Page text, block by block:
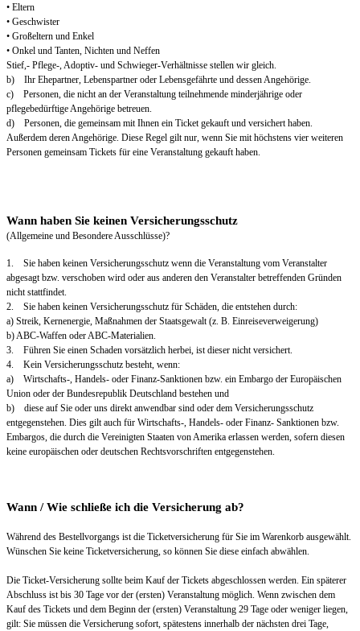
• Eltern
• Geschwister
• Großeltern und Enkel
• Onkel und Tanten, Nichten und Neffen
Stief,- Pflege-, Adoptiv- und Schwieger-Verhältnisse stellen wir gleich.
b) Ihr Ehepartner, Lebenspartner oder Lebensgefährte und dessen Angehörige.
c) Personen, die nicht an der Veranstaltung teilnehmende minderjährige oder
pflegebedürftige Angehörige betreuen.
d) Personen, die gemeinsam mit Ihnen ein Ticket gekauft und versichert haben.
Außerdem deren Angehörige. Diese Regel gilt nur, wenn Sie mit höchstens vier weiteren
Personen gemeinsam Tickets für eine Veranstaltung gekauft haben.
Wann haben Sie keinen Versicherungsschutz
(Allgemeine und Besondere Ausschlüsse)?
1. Sie haben keinen Versicherungsschutz wenn die Veranstaltung vom Veranstalter
abgesagt bzw. verschoben wird oder aus anderen den Veranstalter betreffenden Gründen
nicht stattfindet.
2. Sie haben keinen Versicherungsschutz für Schäden, die entstehen durch:
a) Streik, Kernenergie, Maßnahmen der Staatsgewalt (z. B. Einreiseverweigerung)
b) ABC-Waffen oder ABC-Materialien.
3. Führen Sie einen Schaden vorsätzlich herbei, ist dieser nicht versichert.
4. Kein Versicherungsschutz besteht, wenn:
a) Wirtschafts-, Handels- oder Finanz-Sanktionen bzw. ein Embargo der Europäischen
Union oder der Bundesrepublik Deutschland bestehen und
b) diese auf Sie oder uns direkt anwendbar sind oder dem Versicherungsschutz
entgegenstehen. Dies gilt auch für Wirtschafts-, Handels- oder Finanz- Sanktionen bzw.
Embargos, die durch die Vereinigten Staaten von Amerika erlassen werden, sofern diesen
keine europäischen oder deutschen Rechtsvorschriften entgegenstehen.
Wann / Wie schließe ich die Versicherung ab?
Während des Bestellvorgangs ist die Ticketversicherung für Sie im Warenkorb ausgewählt.
Wünschen Sie keine Ticketversicherung, so können Sie diese einfach abwählen.
Die Ticket-Versicherung sollte beim Kauf der Tickets abgeschlossen werden. Ein späterer
Abschluss ist bis 30 Tage vor der (ersten) Veranstaltung möglich. Wenn zwischen dem
Kauf des Tickets und dem Beginn der (ersten) Veranstaltung 29 Tage oder weniger liegen,
gilt: Sie müssen die Versicherung sofort, spätestens innerhalb der nächsten drei Tage,